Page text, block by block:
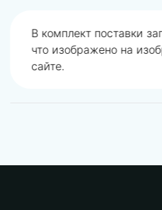
В комплект поставки
что изображено на
сайте.